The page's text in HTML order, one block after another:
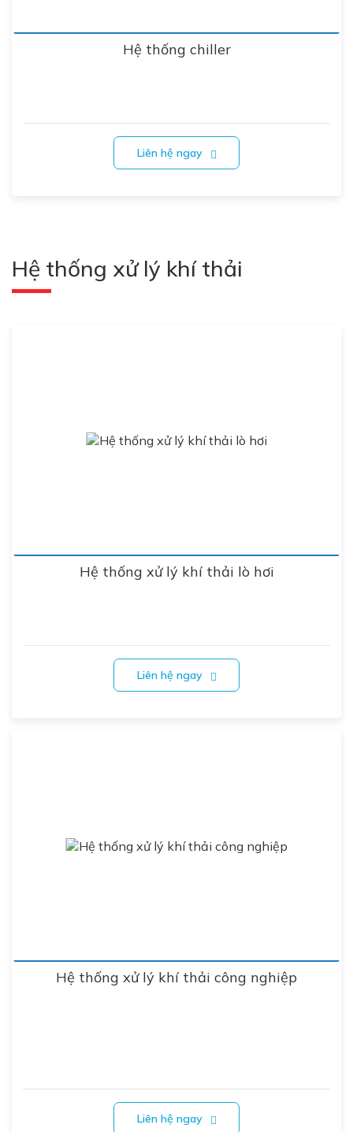
Hệ thống chiller
Liên hệ ngay
Hệ thống xử lý khí thải
Hệ thống xử lý khí thải lò hơi
Liên hệ ngay
Hệ thống xử lý khí thải công nghiệp
Liên hệ ngay